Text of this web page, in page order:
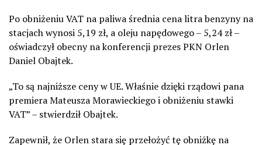
Po obniżeniu VAT na paliwa średnia cena litra benzyny na
stacjach wynosi 5,19 zł, a oleju napędowego – 5,24 zł –
oświadczył obecny na konferencji prezes PKN Orlen
Daniel Obajtek.
„To są najniższe ceny w UE. Właśnie dzięki rządowi pana
premiera Mateusza Morawieckiego i obniżeniu stawki
VAT” – stwierdził Obajtek.
Zapewnił, że Orlen stara się przełożyć tę obniżkę na